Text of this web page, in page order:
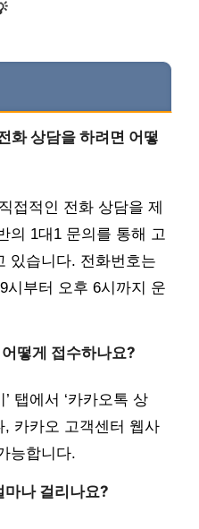
화 상담을 하려면 어떻
접적인 전화 상담을 제
의 1대1 문의를 통해 고
있습니다. 전화번호는
시부터 오후 6시까지 운
떻게 접수하나요?
탭에서 ‘카카오톡 상
, 카카오 고객센터 웹사
능합니다.
마나 걸리나요?